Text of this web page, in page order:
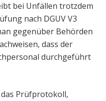
bei Unfällen trotzdem
nach DGUV V3
gegenüber Behörden
dass der
durchgeführt
Prüfprotokoll,